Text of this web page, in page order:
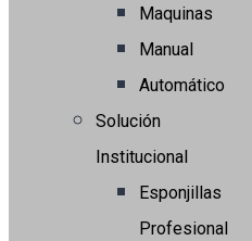
Maquinas
Manual
Automático
Solución
Institucional
Esponjillas
Profesional